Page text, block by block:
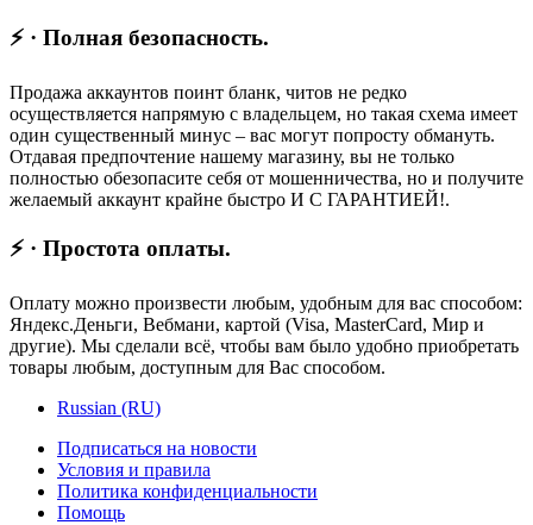
⚡ · Полная безопасность.
Продажа аккаунтов поинт бланк, читов не редко
осуществляется напрямую с владельцем, но такая схема имеет
один существенный минус – вас могут попросту обмануть.
Отдавая предпочтение нашему магазину, вы не только
полностью обезопасите себя от мошенничества, но и получите
желаемый аккаунт крайне быстро И С ГАРАНТИЕЙ!.
⚡ · Простота оплаты.
Оплату можно произвести любым, удобным для вас способом:
Яндекс.Деньги, Вебмани, картой (Visa, MasterCard, Мир и
другие). Мы сделали всё, чтобы вам было удобно приобретать
товары любым, доступным для Вас способом.
Russian (RU)
Подписаться на новости
Условия и правила
Политика конфиденциальности
Помощь